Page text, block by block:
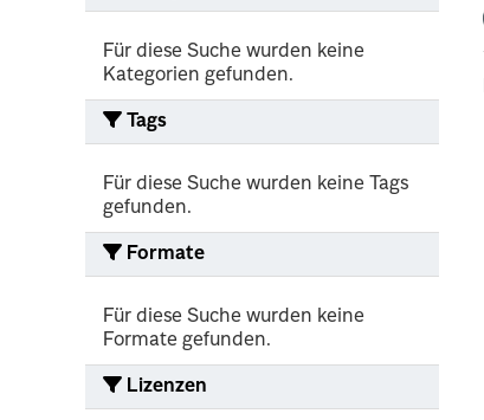
Für diese Suche wurden keine
Kategorien gefunden.
Tags
Für diese Suche wurden keine Tags
gefunden.
Formate
Für diese Suche wurden keine
Formate gefunden.
Lizenzen